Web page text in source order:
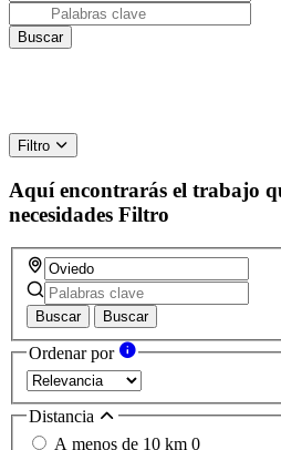
Filtro
Aquí encontrarás el trabajo
necesidades Filtro
Buscar Buscar
Ordenar por
Distancia
A menos de 10 km 0